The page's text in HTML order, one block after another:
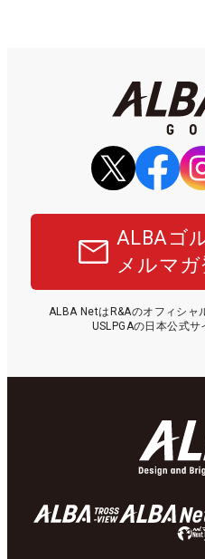
ALBAゴ
メルマ
ALBA NetはR&Aのオフィシャ
USLPGAの日本公式サ